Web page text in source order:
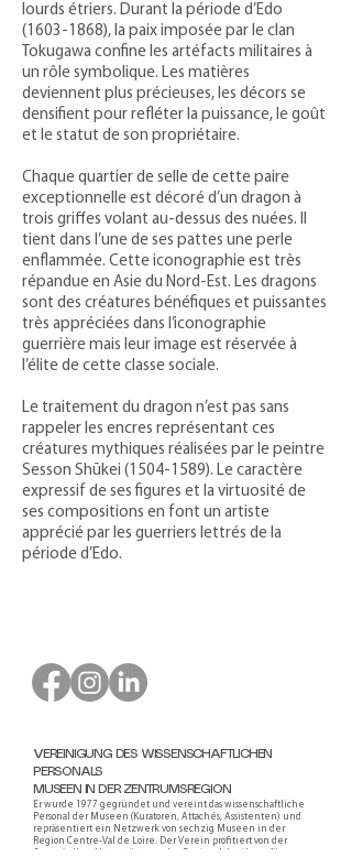
lourds étriers. Durant la période d’Edo
(1603-1868), la paix imposée par le clan
Tokugawa confine les artéfacts militaires à
un rôle symbolique. Les matières
deviennent plus précieuses, les décors se
densifient pour refléter la puissance, le goût
et le statut de son propriétaire.
Chaque quartier de selle de cette paire
exceptionnelle est décoré d’un dragon à
trois griffes volant au-dessus des nuées. Il
tient dans l’une de ses pattes une perle
enflammée. Cette iconographie est très
répandue en Asie du Nord-Est. Les dragons
sont des créatures bénéfiques et puissantes
très appréciées dans l’iconographie
guerrière mais leur image est réservée à
l’élite de cette classe sociale.
Le traitement du dragon n’est pas sans
rappeler les encres représentant ces
créatures mythiques réalisées par le peintre
Sesson Shūkei (1504-1589). Le caractère
expressif de ses figures et la virtuosité de
ses compositions en font un artiste
apprécié par les guerriers lettrés de la
période d’Edo.
VEREINIGUNG DES WISSENSCHAFTLICHEN
PERSONALS
MUSEEN IN DER ZENTRUMSREGION
Er wurde 1977 gegründet und vereint das wissenschaftliche
Personal der Museen (Kuratoren, Attachés, Assistenten) und
repräsentiert ein Netzwerk von sechzig Museen in der
Region Centre-Val de Loire. Der Verein profitiert von der